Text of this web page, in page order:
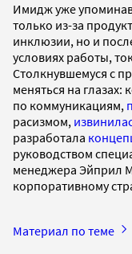
Имидж уже
только из-за
инклюзии, но и
условиях работы,
Столкнувшемуся с
меняться на
по коммуникациям,
расизмом,
разработала
руководством
менеджера Эйприл
корпоративному
Материал по теме